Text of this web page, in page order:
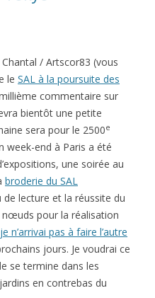
/ Artscor83 (vous
le SAL à la poursuite des
commentaire sur
bientôt une petite
sera pour le 2500e
week-end à Paris a été
une soirée au
broderie du SAL
de lecture et la réussite du
pour la réalisation
n’arrivai pas à faire l’autre
jours. Je voudrai ce
se termine dans les
en contrebas du